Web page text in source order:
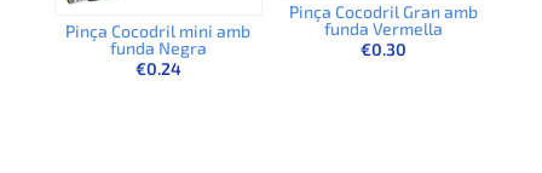
Pinça Cocodril mini amb
funda Negra
€0.24
Pinça Cocodril Gran amb
funda Vermella
€0.30